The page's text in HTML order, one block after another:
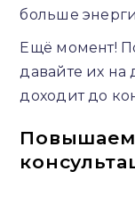
больше
Ещё момент!
давайте их на
доходит до